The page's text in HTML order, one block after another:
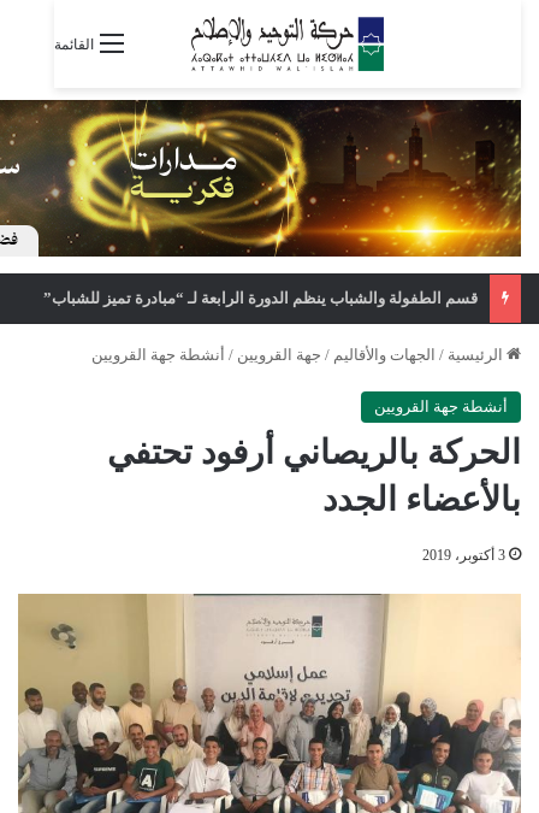
القائمة
قسم الطفولة والشباب ينظم الدورة الرابعة لـ “مبادرة تميز للشباب”
الرئيسية / الجهات والأقاليم / جهة القرويين / أنشطة جهة القرويين
أنشطة جهة القرويين
الحركة بالريصاني أرفود تحتفي
بالأعضاء الجدد
3 أكتوبر، 2019